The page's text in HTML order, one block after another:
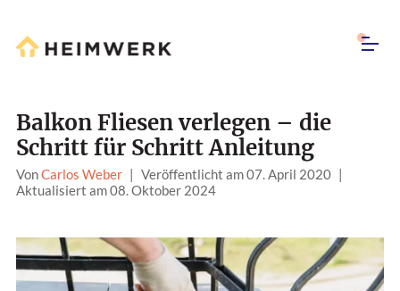
Balkon Fliesen verlegen – die
Schritt für Schritt Anleitung
VonCarlos Weber | Veröffentlicht am 07. April 2020 |
Aktualisiert am 08. Oktober 2024